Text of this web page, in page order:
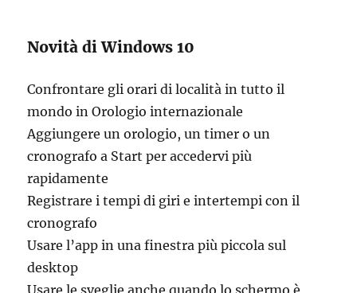
Novità di Windows 10
Confrontare gli orari di località in tutto il
mondo in Orologio internazionale
Aggiungere un orologio, un timer o un
cronografo a Start per accedervi più
rapidamente
Registrare i tempi di giri e intertempi con il
cronografo
Usare l’app in una finestra più piccola sul
desktop
Usare le sveglie anche quando lo schermo è